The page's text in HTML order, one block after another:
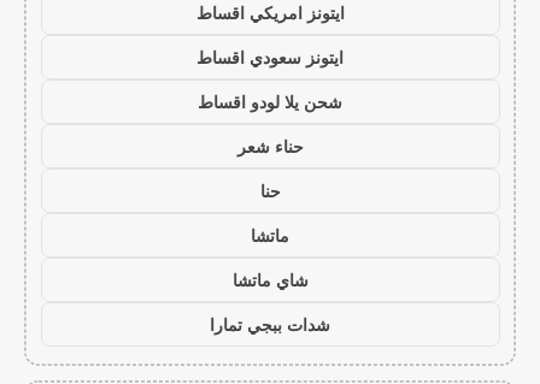
ايتونز امريكي اقساط
ايتونز سعودي اقساط
شحن يلا لودو اقساط
حناء شعر
حنا
ماتشا
شاي ماتشا
شدات ببجي تمارا